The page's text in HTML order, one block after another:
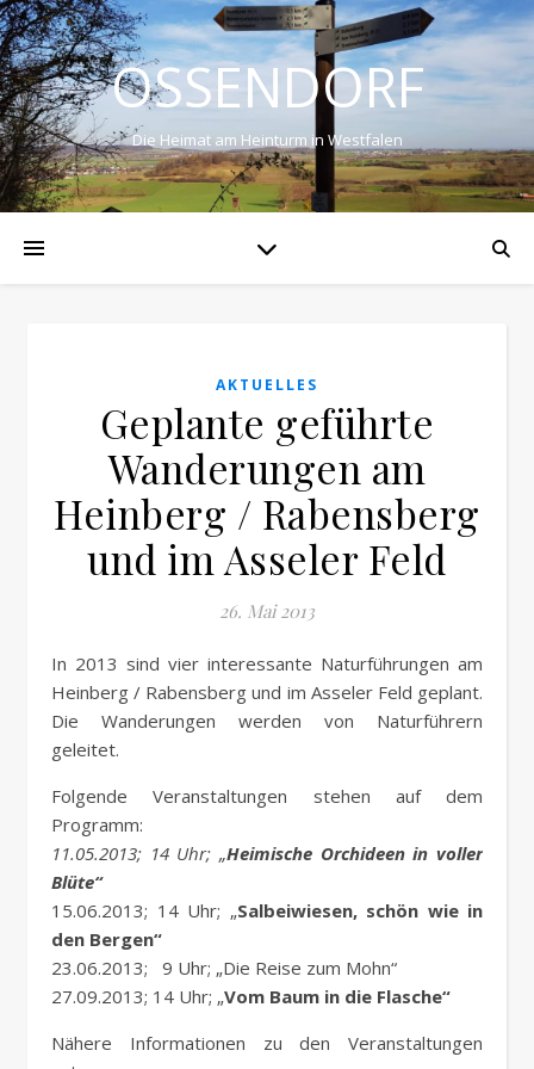
OSSENDORF
Die Heimat am Heinturm in Westfalen
AKTUELLES
Geplante geführte
Wanderungen am
Heinberg / Rabensberg
und im Asseler Feld
26. Mai 2013
In 2013 sind vier interessante Naturführungen am
Heinberg / Rabensberg und im Asseler Feld geplant.
Die Wanderungen werden von Naturführern
geleitet.
Folgende Veranstaltungen stehen auf dem
Programm:
11.05.2013; 14 Uhr; „Heimische Orchideen in voller
Blüte“
15.06.2013; 14 Uhr; „Salbeiwiesen, schön wie in
den Bergen“
23.06.2013; 9 Uhr; „Die Reise zum Mohn“
27.09.2013; 14 Uhr; „Vom Baum in die Flasche“
Nähere Informationen zu den Veranstaltungen